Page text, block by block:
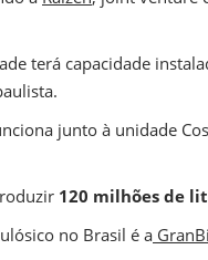
terá capacidade
junto à unidade
120 milhões de
no Brasil é a